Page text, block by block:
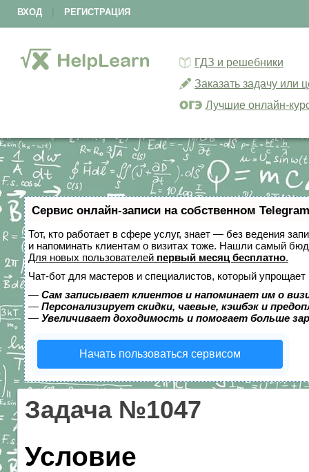
ВХОД РЕГИСТРАЦИЯ
ГДЗ и решебники
Заказать задачу или
Лучшие онлайн-
Сервис онлайн-записи на собственном
Тот, кто работает в сфере услуг, знает — без ведения
и напоминать клиентам о визитах тоже. Нашли самый
Для новых пользователей первый месяц бесплатно.
Чат-бот для мастеров и специалистов, который упрощает
— Сам записывает клиентов и напоминает им о
— Персонализирует скидки, чаевые, кэшбэк и
— Увеличивает доходимость и помогает больше
Начать пользоваться сервисом
Задача №1047
Условие